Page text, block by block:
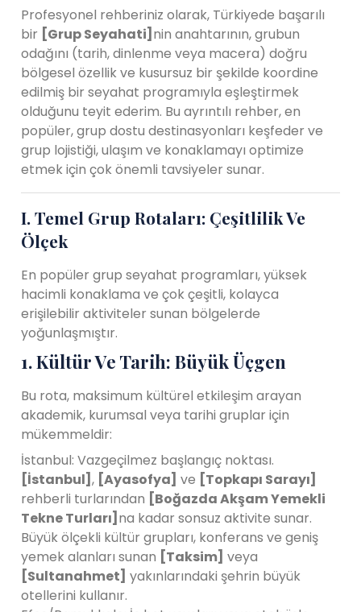
Profesyonel rehberiniz olarak, Türkiyede başarılı
bir [Grup Seyahati] nin anahtarının, grubun
odağını (tarih, dinlenme veya macera) doğru
bölgesel özellik ve kusursuz bir şekilde koordine
edilmiş bir seyahat programıyla eşleştirmek
olduğunu teyit ederim. Bu ayrıntılı rehber, en
popüler, grup dostu destinasyonları keşfeder ve
grup lojistiği, ulaşım ve konaklamayı optimize
etmek için çok önemli tavsiyeler sunar.
I. Temel Grup Rotaları: Çeşitlilik Ve
Ölçek
En popüler grup seyahat programları, yüksek
hacimli konaklama ve çok çeşitli, kolayca
erişilebilir aktiviteler sunan bölgelerde
yoğunlaşmıştır.
1. Kültür Ve Tarih: Büyük Üçgen
Bu rota, maksimum kültürel etkileşim arayan
akademik, kurumsal veya tarihi gruplar için
mükemmeldir:
İstanbul: Vazgeçilmez başlangıç noktası.
[İstanbul], [Ayasofya] ve [Topkapı Sarayı]
rehberli turlarından [Boğazda Akşam Yemekli
Tekne Turları] na kadar sonsuz aktivite sunar.
Büyük ölçekli kültür grupları, konferans ve geniş
yemek alanları sunan [Taksim] veya
[Sultanahmet] yakınlarındaki şehrin büyük
otellerini kullanır.